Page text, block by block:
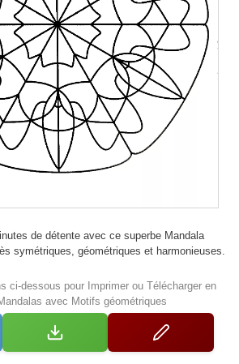
de détente avec ce superbe Mandala
symétriques, géométriques et harmonieuses.
ci-dessous pour Imprimer ou Télécharger en
avec Motifs géométriques